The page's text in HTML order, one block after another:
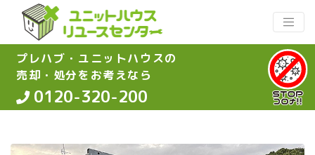
プレハブ・ユニットハウスの
売却・処分をお考えなら
0120-320-200